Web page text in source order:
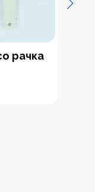
рачка